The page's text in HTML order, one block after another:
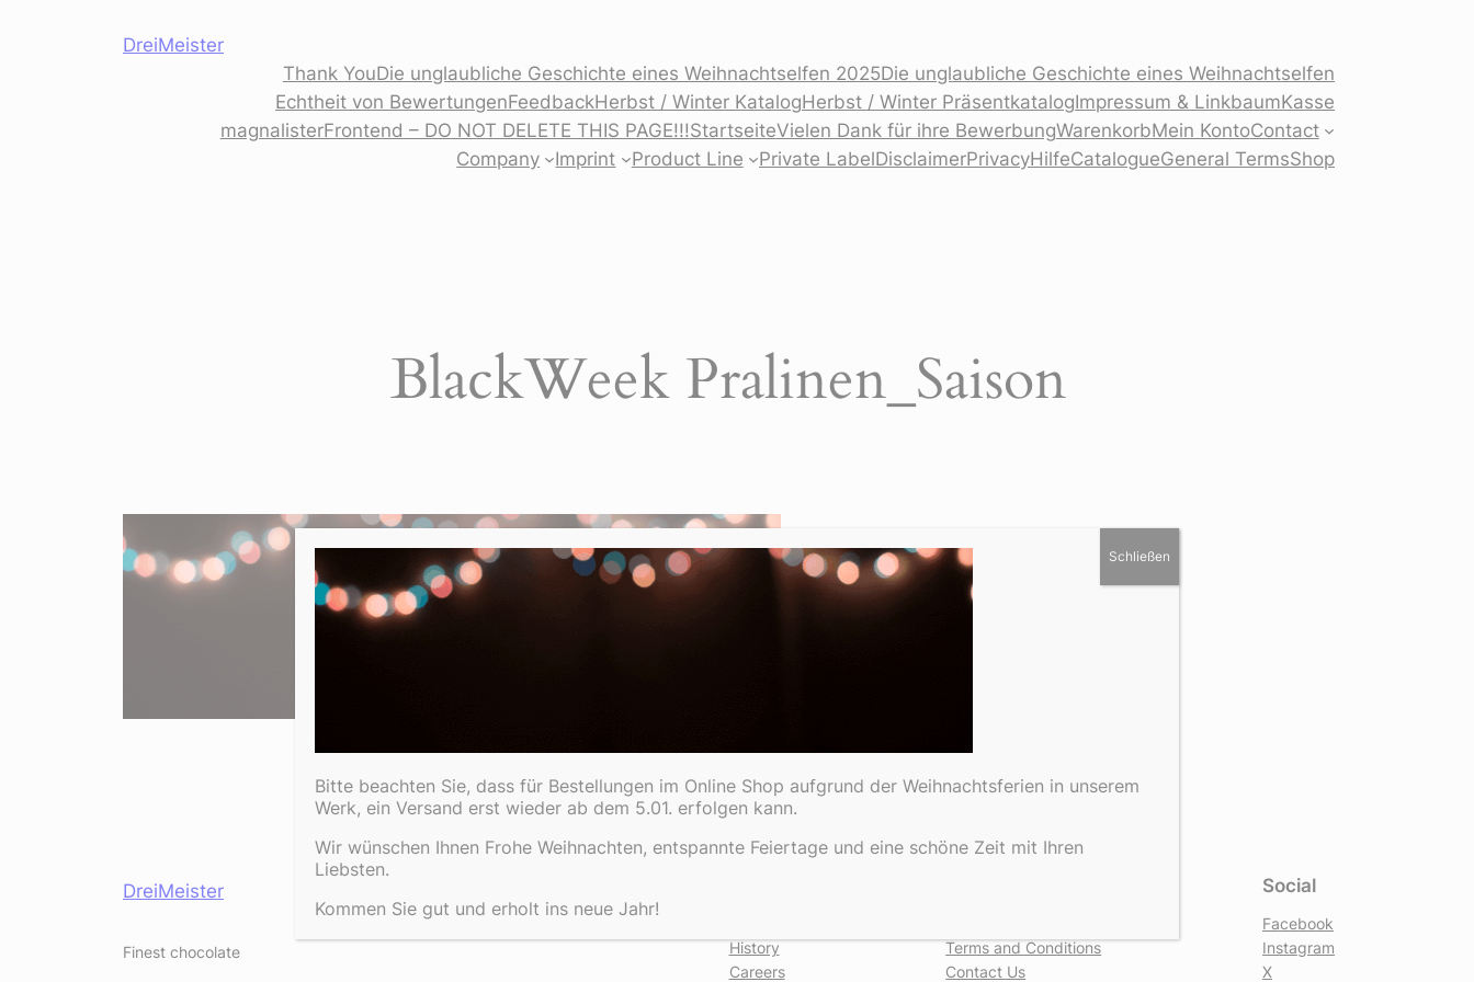
DreiMeister
Thank YouDie unglaubliche Geschichte eines Weihnachtselfen 2025Die unglaubliche Geschichte eines Weihnachtselfen
Echtheit von BewertungenFeedbackHerbst / Winter KatalogHerbst / Winter PräsentkatalogImpressum & LinkbaumKasse
magnalisterFrontend – DO NOT DELETE THIS PAGE!!!StartseiteVielen Dank für ihre BewerbungWarenkorbMein KontoContact
Company
Imprint Product Line Private LabelDisclaimerPrivacyHilfeCatalogueGeneral TermsShop
BlackWeek Pralinen_Saison
DreiMeister
Finest chocolate
History
Careers
Terms and Conditions
Contact Us
Social
Facebook
Instagram
X
Bitte beachten Sie, dass für Bestellungen im Online Shop aufgrund der Weihnachtsferien in unserem
Werk, ein Versand erst wieder ab dem 5.01. erfolgen kann.
Wir wünschen Ihnen Frohe Weihnachten, entspannte Feiertage und eine schöne Zeit mit Ihren
Liebsten.
Kommen Sie gut und erholt ins neue Jahr!
Schließen